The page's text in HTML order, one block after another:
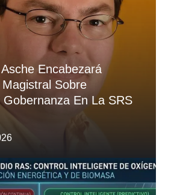
Encabezará
Sobre
En La SRS